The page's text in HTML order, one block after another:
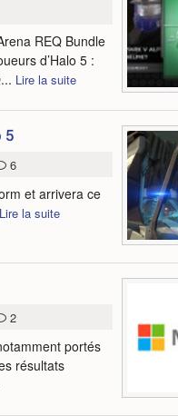
REQ Bundle
d’Halo 5 :
Lire la suite
5
6
et arrivera ce
Lire la suite
2
portés
résultats